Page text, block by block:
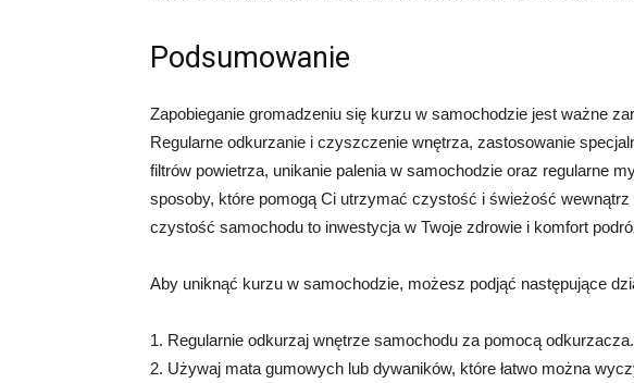
Podsumowanie
Zapobieganie gromadzeniu się kurzu w samochodzie jest ważne
Regularne odkurzanie i czyszczenie wnętrza, zastosowanie
filtrów powietrza, unikanie palenia w samochodzie oraz regularne
sposoby, które pomogą Ci utrzymać czystość i świeżość wewnątrz
czystość samochodu to inwestycja w Twoje zdrowie i komfort
Aby uniknąć kurzu w samochodzie, możesz podjąć następujące
1. Regularnie odkurzaj wnętrze samochodu za pomocą odkurzacza.
2. Używaj mata gumowych lub dywaników, które łatwo można